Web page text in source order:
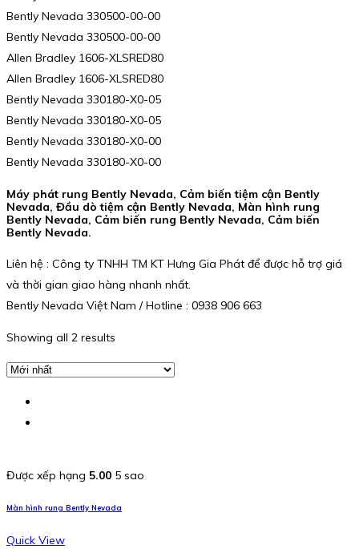
Bently Nevada 330500-00-00
Bently Nevada 330500-00-00
Allen Bradley 1606-XLSRED80
Allen Bradley 1606-XLSRED80
Bently Nevada 330180-X0-05
Bently Nevada 330180-X0-05
Bently Nevada 330180-X0-00
Bently Nevada 330180-X0-00
Máy phát rung Bently Nevada, Cảm biến tiệm cận Bently
Nevada, Đầu dò tiệm cận Bently Nevada, Màn hình rung
Bently Nevada, Cảm biến rung Bently Nevada, Cảm biến
Bently Nevada.
Liên hệ : Công ty TNHH TM KT Hưng Gia Phát để được hỗ trợ giá
và thời gian giao hàng nhanh nhất.
Bently Nevada Việt Nam / Hotline : 0938 906 663
Showing all 2 results
Được xếp hạng 5.00 5 sao
Màn hình rung Bently Nevada
Quick View